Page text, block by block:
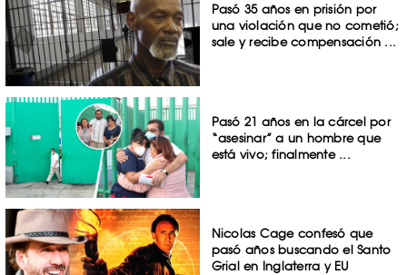
Pasó 35 años en prisión por
una violación que no cometió;
sale y recibe compensación ...
Pasó 21 años en la cárcel por
“asesinar” a un hombre que
está vivo; finalmente ...
Nicolas Cage confesó que
pasó años buscando el Santo
Grial en Inglaterra y EU